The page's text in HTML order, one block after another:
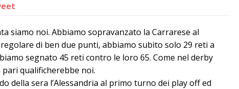
siamo noi. Abbiamo sopravanzato la Carrarese al
di ben due punti, abbiamo subito solo 29 reti a
segnato 45 reti contro le loro 65. Come nel derby
qualificherebbe noi.
della sera l’Alessandria al primo turno dei play off ed